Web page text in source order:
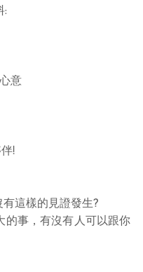
:
意
!
這樣的見證發生?
的事，有沒有人可以跟你